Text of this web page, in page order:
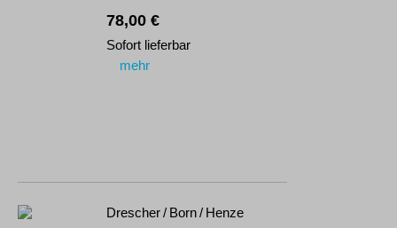
78,00 €
Sofort lieferbar
mehr
Drescher / Born / Henze